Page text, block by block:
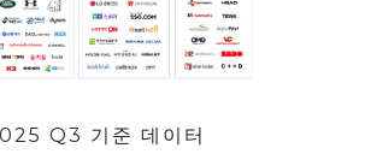
Q3 기준 데이터